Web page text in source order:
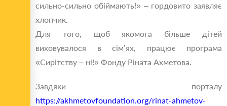
сильно-сильно обіймають!» – гордовито заявляє
хлопчик.
Для того, щоб якомога більше дітей
виховувалося в сім’ях, працює програма
«Сирітству – ні!» Фонду Ріната Ахметова.
Завдяки порталу
https://akhmetovfoundation.org/rinat-ahmetov-